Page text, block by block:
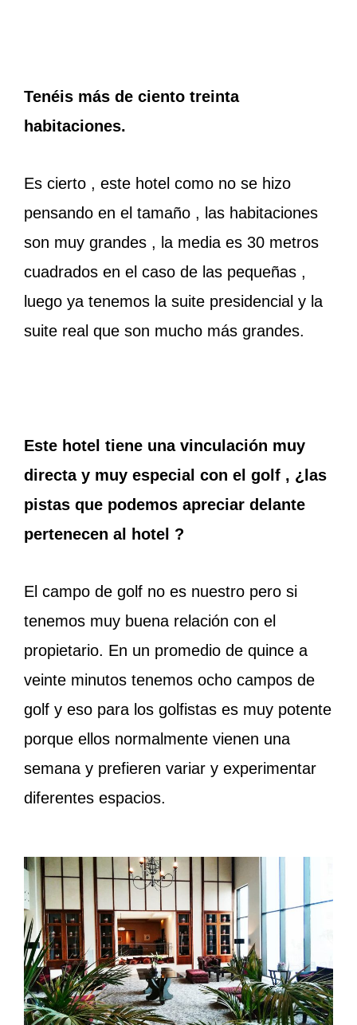
Tenéis más de ciento treinta
habitaciones.
Es cierto , este hotel como no se hizo
pensando en el tamaño , las habitaciones
son muy grandes , la media es 30 metros
cuadrados en el caso de las pequeñas ,
luego ya tenemos la suite presidencial y la
suite real que son mucho más grandes.
Este hotel tiene una vinculación muy
directa y muy especial con el golf , ¿las
pistas que podemos apreciar delante
pertenecen al hotel ?
El campo de golf no es nuestro pero si
tenemos muy buena relación con el
propietario. En un promedio de quince a
veinte minutos tenemos ocho campos de
golf y eso para los golfistas es muy potente
porque ellos normalmente vienen una
semana y prefieren variar y experimentar
diferentes espacios.